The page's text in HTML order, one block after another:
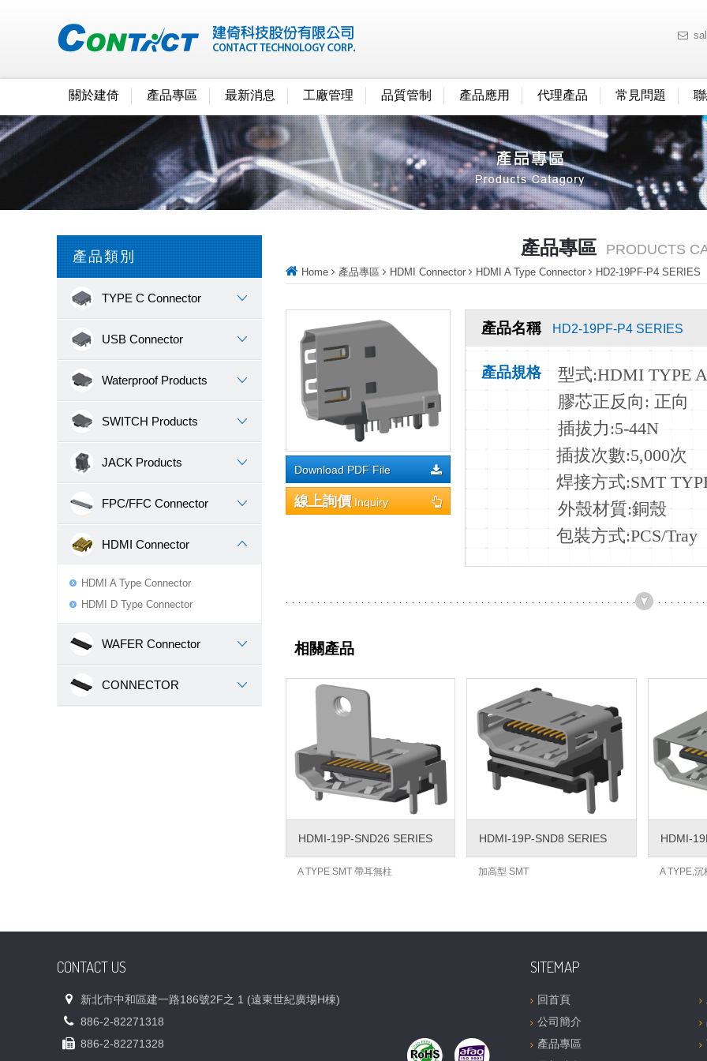
關於建倚 產品專區 最新消息 工廠管理 品質管制 產品應用 代理產品 常見問題
產品類別
TYPE C Connector
USB Connector
Waterproof Products
SWITCH Products
JACK Products
FPC/FFC Connector
HDMI Connector
HDMI A Type Connector
HDMI D Type Connector
WAFER Connector
CONNECTOR
產品專區 PRODUCTS
Home 產品專區 HDMI Connector HDMI A Type Connector HD2-19PF-P4 SERIES
Download PDF File
線上詢價Inquiry
產品名稱 HD2-19PF-P4 SERIES
產品規格
型式:HDMI TYPE
膠芯正反向: 正向
插拔力:5-44N
插拔次數:5,000次
焊接方式:SMT
外殼材質:銅殼
包裝方式:PCS/Tray
相關產品
HDMI-19P-SND26 SERIES
A TYPE SMT 帶耳無柱
HDMI-19P-SND8 SERIES
加高型 SMT
HDMI-
A TYPE,
CONTACT US
新北市中和區建一路186號2F之 1 (遠東世紀廣場H棟)
886-2-82271318
886-2-82271328
SITEMAP
回首頁
公司簡介
產品專區